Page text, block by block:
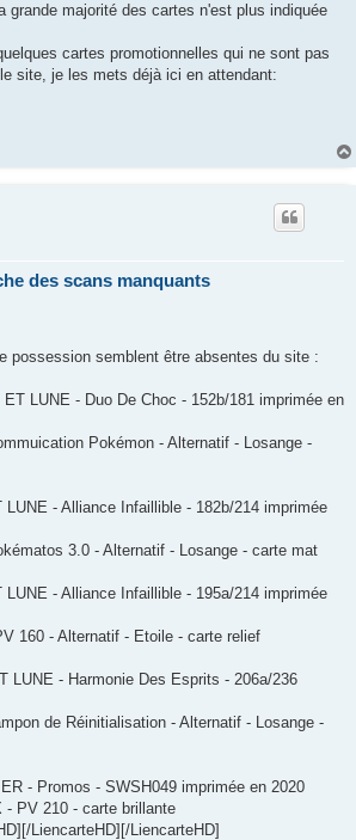
grande majorité des cartes n'est plus indiquée
cartes promotionnelles qui ne sont pas
site, je les mets déjà ici en attendant:
des scans manquants
possession semblent être absentes du site :
LUNE - Duo De Choc - 152b/181 imprimée en
Pokémon - Alternatif - Losange -
- Alliance Infaillible - 182b/214 imprimée
3.0 - Alternatif - Losange - carte mat
- Alliance Infaillible - 195a/214 imprimée
160 - Alternatif - Etoile - carte relief
LUNE - Harmonie Des Esprits - 206a/236
de Réinitialisation - Alternatif - Losange -
- Promos - SWSH049 imprimée en 2020
- PV 210 - carte brillante
LiencarteHD][/LiencarteHD]